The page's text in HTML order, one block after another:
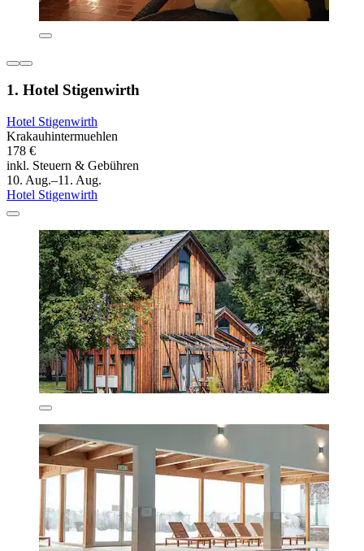
1. Hotel Stigenwirth
Hotel Stigenwirth
Krakauhintermuehlen
178 €
inkl. Steuern & Gebühren
10. Aug.–11. Aug.
Hotel Stigenwirth